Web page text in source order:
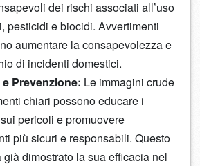
dei rischi associati all’uso
pesticidi e biocidi. Avvertimenti
aumentare la consapevolezza e
di incidenti domestici.
Prevenzione: Le immagini crude
chiari possono educare i
pericoli e promuovere
più sicuri e responsabili. Questo
dimostrato la sua efficacia nel